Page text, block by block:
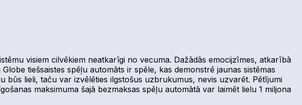
visiem cilvēkiem neatkarīgi no vecuma. Dažādās emocijzīmes, atkarībā
tiešsaistes spēļu automāts ir spēle, kas demonstrē jaunas sistēmas
lieli, taču var izvēlēties ilgstošus uzbrukumus, nevis uzvarēt. Pētījumi
maksimuma šajā bezmaksas spēļu automātā var laimēt lielu 1 miljona